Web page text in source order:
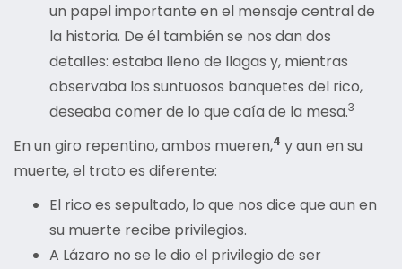
un papel importante en el mensaje central de
la historia. De él también se nos dan dos
detalles: estaba lleno de llagas y, mientras
observaba los suntuosos banquetes del rico,
deseaba comer de lo que caía de la mesa.3
En un giro repentino, ambos mueren,4 y aun en su
muerte, el trato es diferente:
El rico es sepultado, lo que nos dice que aun en
su muerte recibe privilegios.
A Lázaro no se le dio el privilegio de ser